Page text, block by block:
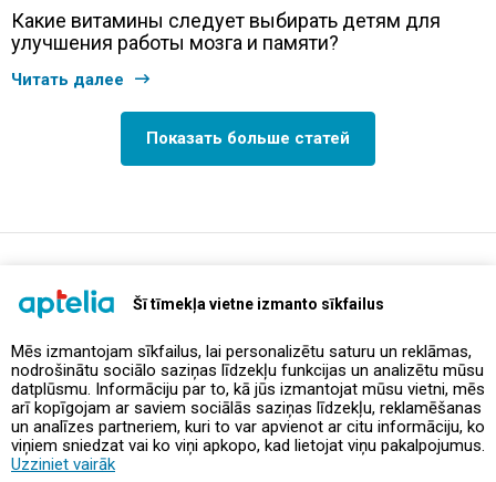
Šī tīmekļa vietne izmanto sīkfailus
Mēs izmantojam sīkfailus, lai personalizētu saturu un reklāmas,
nodrošinātu sociālo saziņas līdzekļu funkcijas un analizētu mūsu
datplūsmu. Informāciju par to, kā jūs izmantojat mūsu vietni, mēs
arī kopīgojam ar saviem sociālās saziņas līdzekļu, reklamēšanas
un analīzes partneriem, kuri to var apvienot ar citu informāciju, ko
viņiem sniedzat vai ko viņi apkopo, kad lietojat viņu pakalpojumus.
Uzziniet vairāk
Какие витамины следует выбирать детям для
улучшения работы мозга и памяти?
Читать далее
Показать больше статей
Предложения и акции
Контакты